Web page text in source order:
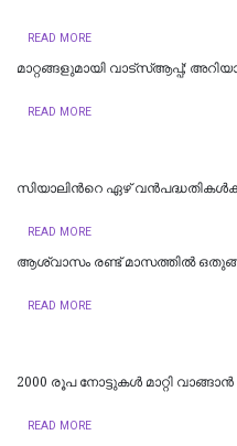
READ MORE
മാറ്റങ്ങളുമായി വാട്സ്ആപ്പ്;
READ MORE
സിയാലിന്‍റെ ഏഴ്
READ MORE
ആശ്വാസം രണ്ട് മാസത്തില്‍
READ MORE
2000 രൂപ നോട്ടുകൾ മാറ്റി വാങ്ങാൻ
READ MORE